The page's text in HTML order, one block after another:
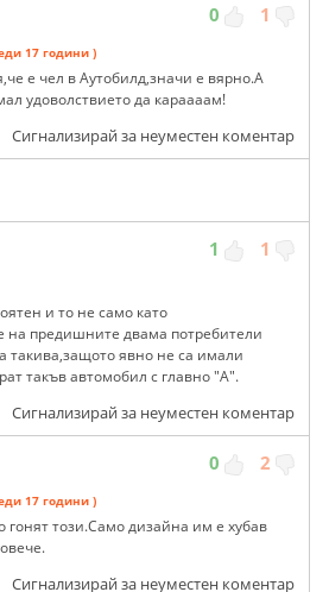
0 1
17 години )
е чел в Аутобилд,значи е вярно.А
удоволствието да караааам!
Сигнализирай за неуместен коментар
1 1
и то не само като
на предишните двама потребители
такива,защото явно не са имали
такъв автомобил с главно "А".
Сигнализирай за неуместен коментар
0 2
17 години )
гонят този.Само дизайна им е хубав
Сигнализирай за неуместен коментар